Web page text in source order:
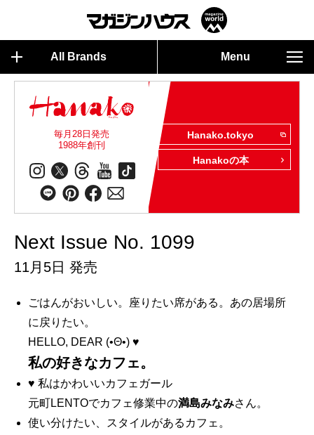
All Brands Menu
毎月28日発売
1988年創刊
Hanako.tokyo
Hanakoの本
Next Issue No. 1099
11月5日 発売
ごはんがおいしい。座りたい席がある。あの居場所
に戻りたい。
HELLO, DEAR (•Θ•) ♥
私の好きなカフェ。
♥ 私はかわいいカフェガール
元町LENTOでカフェ修業中の満島みなみさん。
使い分けたい、スタイルがあるカフェ。